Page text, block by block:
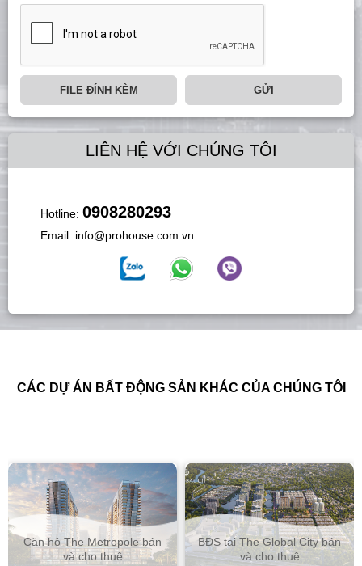
FILE ĐÍNH KÈM GỬI
LIÊN HỆ VỚI CHÚNG TÔI
Hotline: 0908280293
Email: info@prohouse.com.vn
CÁC DỰ ÁN BẤT ĐỘNG SẢN KHÁC CỦA CHÚNG TÔI
Căn hộ The Metropole bán
và cho thuê
BĐS tại The Global City bán
và cho thuê